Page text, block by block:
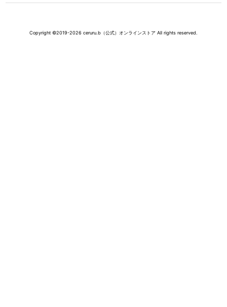
Copyright ©2019-2026 ceruru.b（公式）オンラインストア All rights reserved.